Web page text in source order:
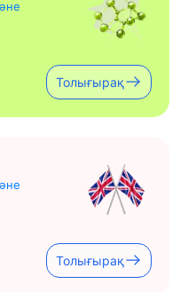
Толығырақ
Толығырақ